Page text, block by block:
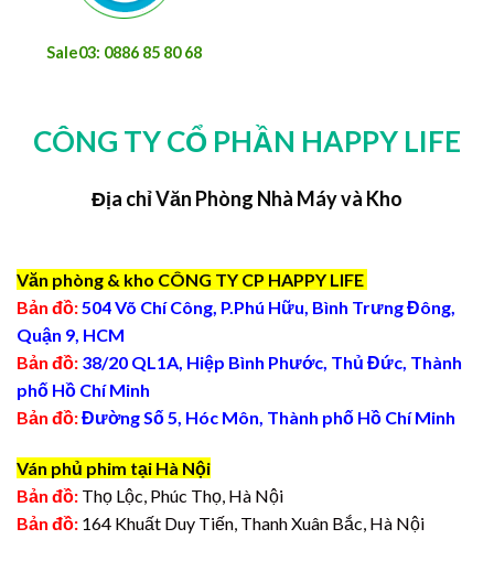
Sale03: 0886 85 80 68
CÔNG TY CỔ PHẦN HAPPY LIFE
Địa chỉ Văn Phòng Nhà Máy và Kho
Văn phòng & kho CÔNG TY CP HAPPY LIFE
Bản đồ:504 Võ Chí Công, P.Phú Hữu, Bình Trưng Đông,
Quận 9, HCM
Bản đồ: 38/20 QL1A, Hiệp Bình Phước, Thủ Đức, Thành
phố Hồ Chí Minh
Bản đồ:Đường Số 5, Hóc Môn, Thành phố Hồ Chí Minh
Ván phủ phim tại Hà Nội
Bản đồ: Thọ Lộc, Phúc Thọ, Hà Nội
Bản đồ: 164 Khuất Duy Tiến, Thanh Xuân Bắc, Hà Nội